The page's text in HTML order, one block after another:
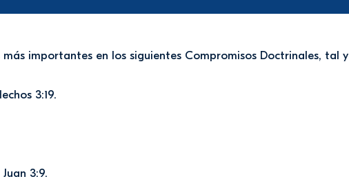
importantes en los siguientes Compromisos Doctrinales, tal y
3:19.
3:9.